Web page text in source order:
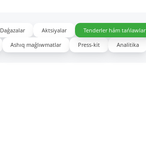
Daǵazalar Aktsiyalar Tenderler hám tańlawlar
Ashıq maǵlıwmatlar Press-kit Analitika